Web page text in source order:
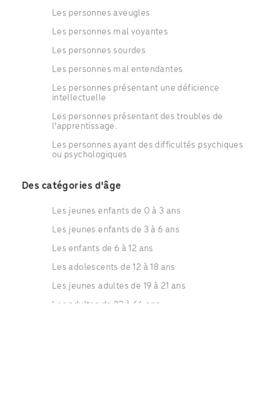
Les personnes aveugles
Les personnes mal voyantes
Les personnes sourdes
Les personnes mal entendantes
Les personnes présentant une déficience
intellectuelle
Les personnes présentant des troubles de
l'apprentissage.
Les personnes ayant des difficultés psychiques
ou psychologiques
Des catégories d'âge
Les jeunes enfants de 0 à 3 ans
Les jeunes enfants de 3 à 6 ans
Les enfants de 6 à 12 ans
Les adolescents de 12 à 18 ans
Les jeunes adultes de 19 à 21 ans
Les adultes de 22 à 64 ans